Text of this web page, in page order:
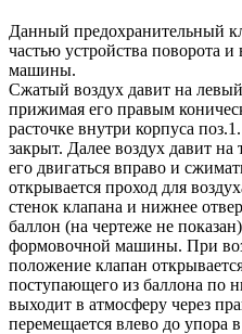
Данный предохранительный
частью устройства поворота
машины.
Сжатый воздух давит на
прижимая его правым
расточке внутри корпуса
закрыт. Далее воздух давит на
его двигаться вправо и
открывается проход для
стенок клапана и нижнее
баллон (на чертеже не
формовочной машины. При
положение клапан
поступающего из баллона по
выходит в атмосферу через
перемещается влево до упора